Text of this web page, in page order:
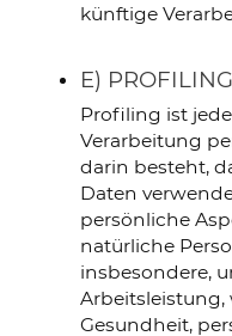
künftige
E) PROFILING
Profiling ist
Verarbeitung
darin besteht,
Daten
persönliche
natürliche
insbesondere,
Arbeitsleistung,
Gesundheit,